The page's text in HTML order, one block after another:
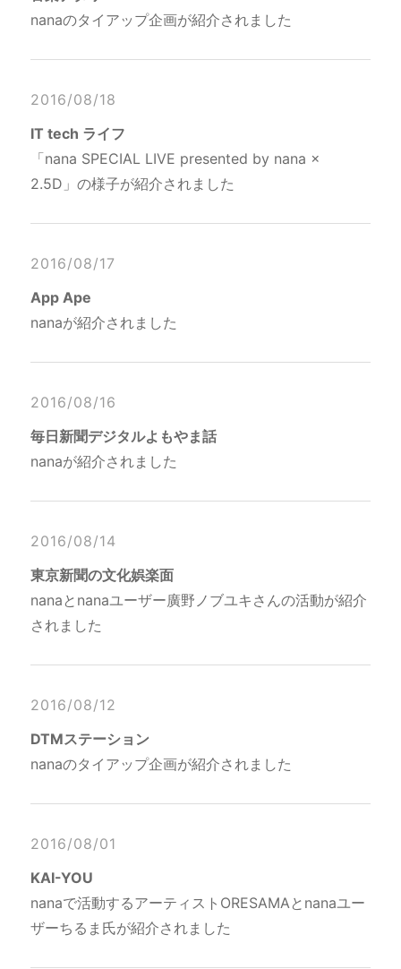
nanaのタイアップ企画が紹介されました
2016/08/18
IT tech ライフ
「nana SPECIAL LIVE presented by nana ×
2.5D」の様子が紹介されました
2016/08/17
App Ape
nanaが紹介されました
2016/08/16
毎日新聞デジタルよもやま話
nanaが紹介されました
2016/08/14
東京新聞の文化娯楽面
nanaとnanaユーザー廣野ノブユキさんの活動が紹介
されました
2016/08/12
DTMステーション
nanaのタイアップ企画が紹介されました
2016/08/01
KAI-YOU
nanaで活動するアーティストORESAMAとnanaユー
ザーちるま氏が紹介されました